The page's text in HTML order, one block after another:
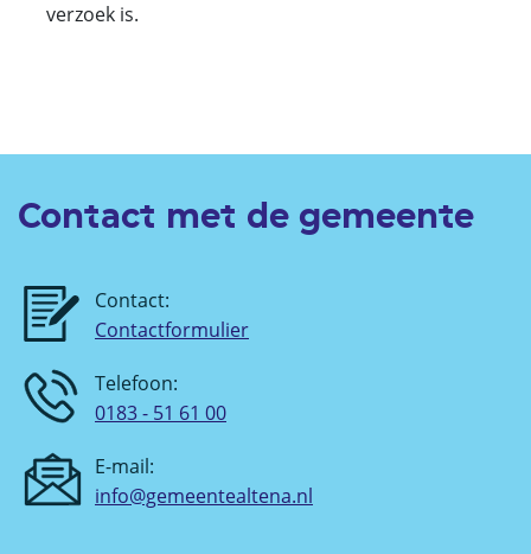
verzoek is.
Contact met de gemeente
Contact:
Contactformulier
Telefoon:
0183 - 51 61 00
E-mail:
info@gemeentealtena.nl